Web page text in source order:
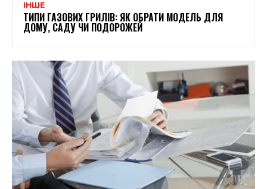
ІНШЕ
ТИПИ ГАЗОВИХ ГРИЛІВ: ЯК ОБРАТИ МОДЕЛЬ ДЛЯ
ДОМУ, САДУ ЧИ ПОДОРОЖЕЙ